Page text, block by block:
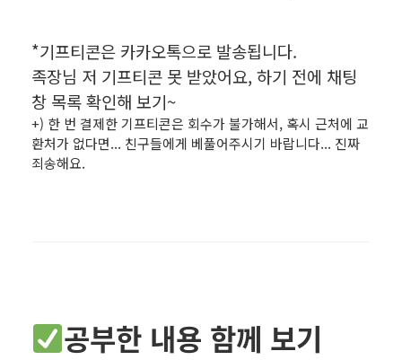
*기프티콘은 카카오톡으로 발송됩니다.
족장님 저 기프티콘 못 받았어요, 하기 전에 채팅
창 목록 확인해 보기~
+) 한 번 결제한 기프티콘은 회수가 불가해서, 혹시 근처에 교
환처가 없다면... 친구들에게 베풀어주시기 바랍니다... 진짜
죄송해요.
공부한 내용 함께 보기